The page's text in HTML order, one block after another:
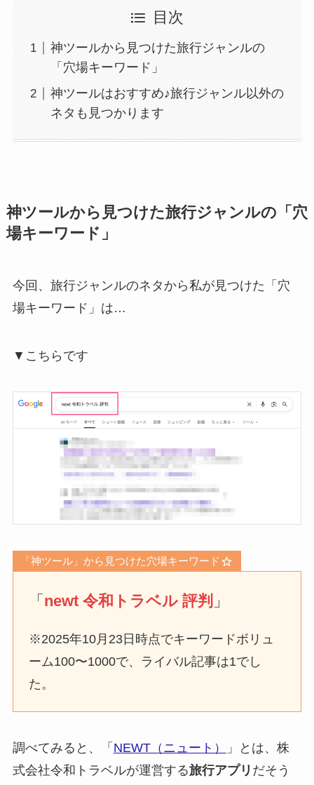
目次
神ツールから見つけた旅行ジャンルの
「穴場キーワード」
神ツールはおすすめ♪旅行ジャンル以外の
ネタも見つかります
神ツールから見つけた旅行ジャンルの「穴
場キーワード」
今回、旅行ジャンルのネタから私が見つけた「穴
場キーワード」は…
▼こちらです
「神ツール」から見つけた穴場キーワード
「 newt 令和トラベル 評判 」
※2025年10月23日時点でキーワードボリュ
ーム100〜1000で、ライバル記事は1でし
た。
調べてみると、「 NEWT（ニュート）
」とは、株
式会社令和トラベルが運営する旅行アプリ だそう